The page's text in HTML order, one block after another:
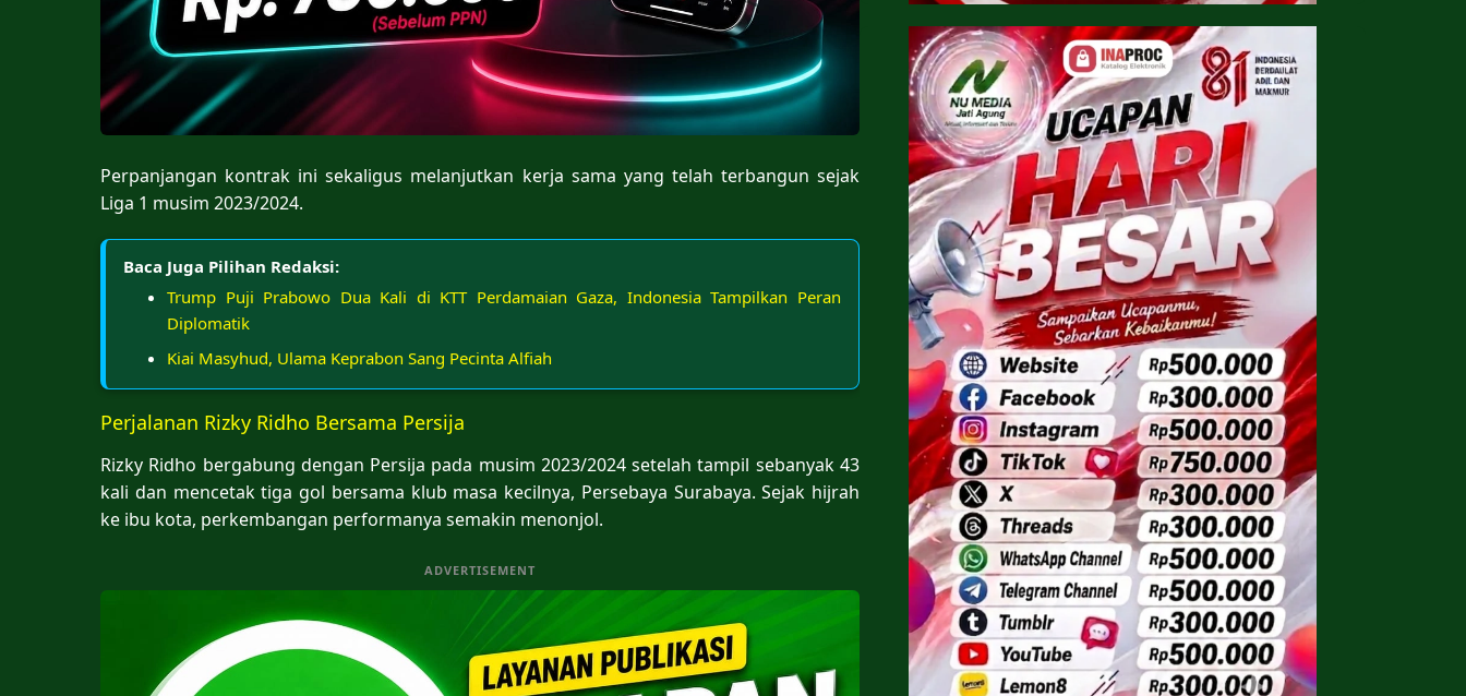
Perpanjangan kontrak ini sekaligus melanjutkan kerja sama yang telah terbangun sejak
Liga 1 musim 2023/2024.
Baca Juga Pilihan Redaksi:
Trump Puji Prabowo Dua Kali di KTT Perdamaian Gaza, Indonesia Tampilkan Peran
Diplomatik
Kiai Masyhud, Ulama Keprabon Sang Pecinta Alfiah
Perjalanan Rizky Ridho Bersama Persija
Rizky Ridho bergabung dengan Persija pada musim 2023/2024 setelah tampil sebanyak 43
kali dan mencetak tiga gol bersama klub masa kecilnya, Persebaya Surabaya. Sejak hijrah
ke ibu kota, perkembangan performanya semakin menonjol.
ADVERTISEMENT